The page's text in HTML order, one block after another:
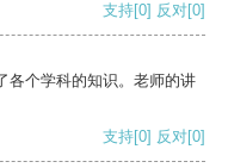
支持[0] 反对[0]
各个学科的知识。老师的讲
支持[0] 反对[0]